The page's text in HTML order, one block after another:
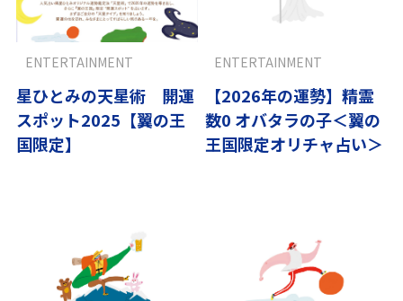
星ひとみの天星術 開運
スポット2025【翼の王
国限定】
ENTERTAINMENT
【2026年の運勢】精霊
数0 オバタラの子＜翼の
王国限定オリチャ占い＞
ENTERTAINMENT